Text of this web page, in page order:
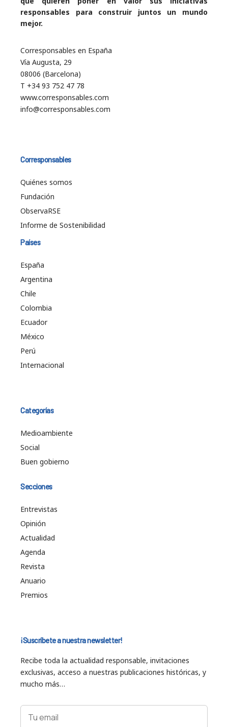
responsables para construir juntos un mundo
mejor.
Corresponsables en España
Vía Augusta, 29
08006 (Barcelona)
T +34 93 752 47 78
www.corresponsables.com
info@corresponsables.com
Corresponsables
Quiénes somos
Fundación
ObservaRSE
Informe de Sostenibilidad
Países
España
Argentina
Chile
Colombia
Ecuador
México
Perú
Internacional
Categorías
Medioambiente
Social
Buen gobierno
Secciones
Entrevistas
Opinión
Actualidad
Agenda
Revista
Anuario
Premios
¡Suscríbete a nuestra newsletter!
Recibe toda la actualidad responsable, invitaciones
exclusivas, acceso a nuestras publicaciones históricas, y
mucho más…